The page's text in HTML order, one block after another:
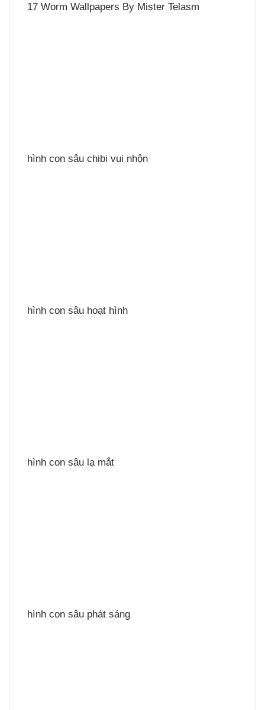
17 Worm Wallpapers By Mister Telasm
hình con sâu chibi vui nhộn
hình con sâu hoạt hình
hình con sâu lạ mắt
hình con sâu phát sáng